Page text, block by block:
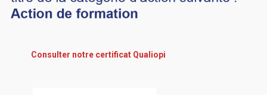
Consulter notre certificat Qualiopi